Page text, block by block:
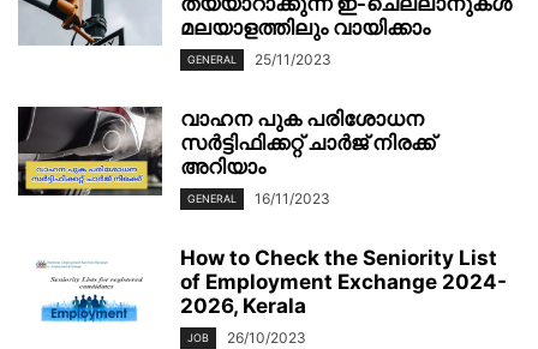
മലയാളത്തിലും വായിക്കാം
GENERAL 25/11/2023
വാഹന പുക പരിശോധന
സർട്ടിഫിക്കറ്റ് ചാർജ് നിരക്ക്
അറിയാം
GENERAL 16/11/2023
How to Check the Seniority List
of Employment Exchange 2024-
2026, Kerala
JOB 26/10/2023